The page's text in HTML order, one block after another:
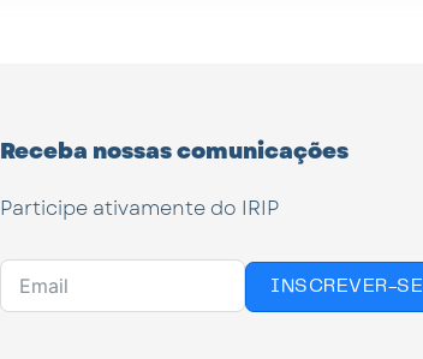
Receba nossas comunicações
Participe ativamente do IRIP
INSCREVER-SE